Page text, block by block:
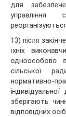
для
13) після
їхніх
одноособово
сільської
зберігають
відповідних